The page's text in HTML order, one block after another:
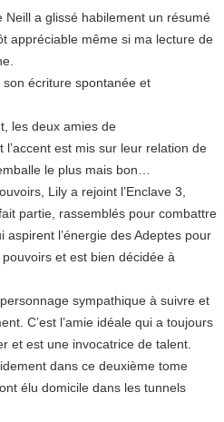
Neill a glissé habilement un résumé
appréciable même si ma lecture de
son écriture spontanée et
les deux amies de
est mis sur leur relation de
le plus mais bon…
Lily a rejoint l’Enclave 3,
partie, rassemblés pour combattre
l’énergie des Adeptes pour
et est bien décidée à
sympathique à suivre et
C’est l’amie idéale qui a toujours
et est une invocatrice de talent.
dans ce deuxième tome
élu domicile dans les tunnels